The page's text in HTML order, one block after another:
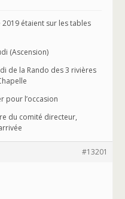
étaient sur les tables
(Ascension)
de la Rando des 3 rivières
pour l’occasion
du comité directeur,
#13201